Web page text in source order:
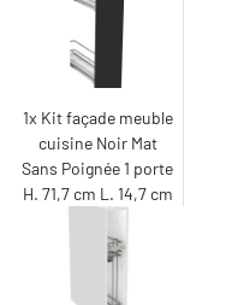
1x Kit façade meuble
cuisine Noir Mat
Sans Poignée 1 porte
H. 71,7 cm L. 14,7 cm